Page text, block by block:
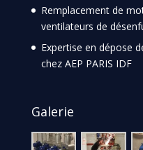
Remplacement de
ventilateurs de
Expertise en dépose
chez AEP PARIS IDF
Galerie